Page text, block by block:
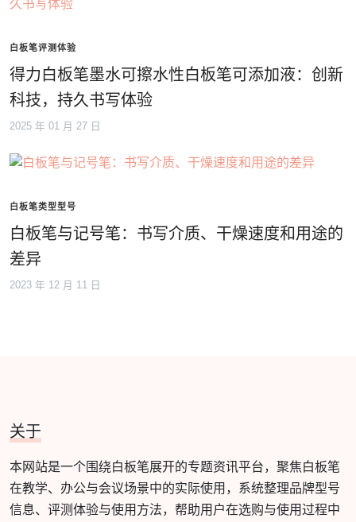
白板笔评测体验
得力白板笔墨水可擦水性白板笔可添加液：创新
科技，持久书写体验
2025 年 01 月 27 日
白板笔类型型号
白板笔与记号笔：书写介质、干燥速度和用途的
差异
2023 年 12 月 11 日
关于
本网站是一个围绕白板笔展开的专题资讯平台，聚焦白板笔
在教学、办公与会议场景中的实际使用，系统整理品牌型号
信息、评测体验与使用方法，帮助用户在选购与使用过程中